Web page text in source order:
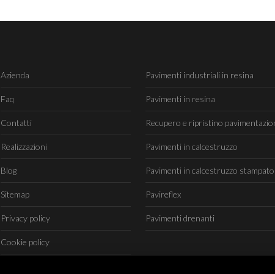
Azienda
Faq
Contatti
Realizzazioni
Blog
Sitemap
Privacy policy
Cookie policy
Pavimenti industriali in resina
Pavimenti in resina
Recupero e ripristino
Pavimenti in calcestruzzo
Pavimenti in calcestruzzo stampato
Pavireflex
Pavimenti drenanti